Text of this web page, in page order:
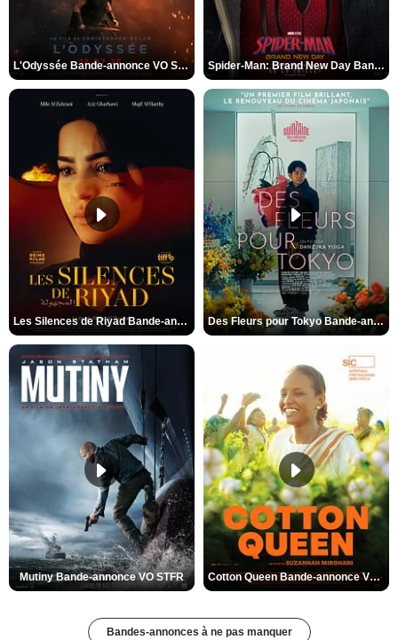
L'Odyssée Bande-annonce VO STFR Spider-Man: Brand New Day Bande-annonce VO STFR
Les Silences de Riyad Bande-annonce VO STFR Des Fleurs pour Tokyo Bande-annonce VO STFR
Mutiny Bande-annonce VO STFR Cotton Queen Bande-annonce VO STFR
Bandes-annonces à ne pas manquer